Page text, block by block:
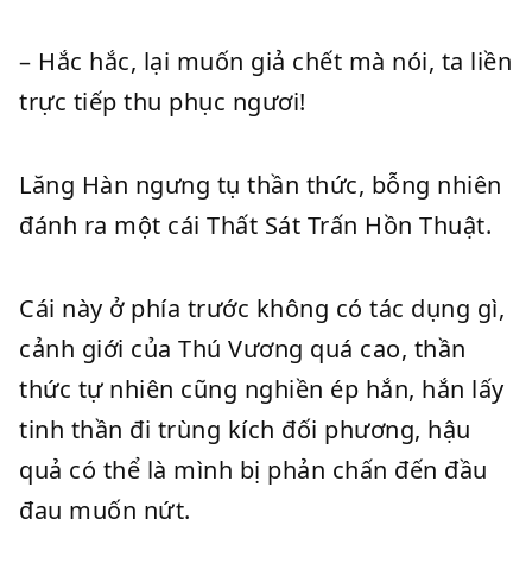
– Hắc hắc, lại muốn giả chết mà nói, ta liền
trực tiếp thu phục ngươi!
Lăng Hàn ngưng tụ thần thức, bỗng nhiên
đánh ra một cái Thất Sát Trấn Hồn Thuật.
Cái này ở phía trước không có tác dụng gì,
cảnh giới của Thú Vương quá cao, thần
thức tự nhiên cũng nghiền ép hắn, hắn lấy
tinh thần đi trùng kích đối phương, hậu
quả có thể là mình bị phản chấn đến đầu
đau muốn nứt.